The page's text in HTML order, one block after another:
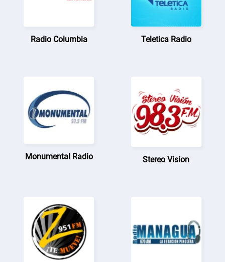
Radio Columbia Teletica Radio
Monumental Radio Stereo Vision